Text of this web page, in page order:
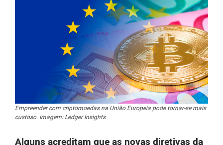
Empreender com criptomoedas na União Europeia pode tornar-se mais
custoso. Imagem: Ledger Insights
Alguns acreditam que as novas diretivas da